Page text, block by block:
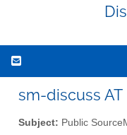
sm-discuss
Subject: Public